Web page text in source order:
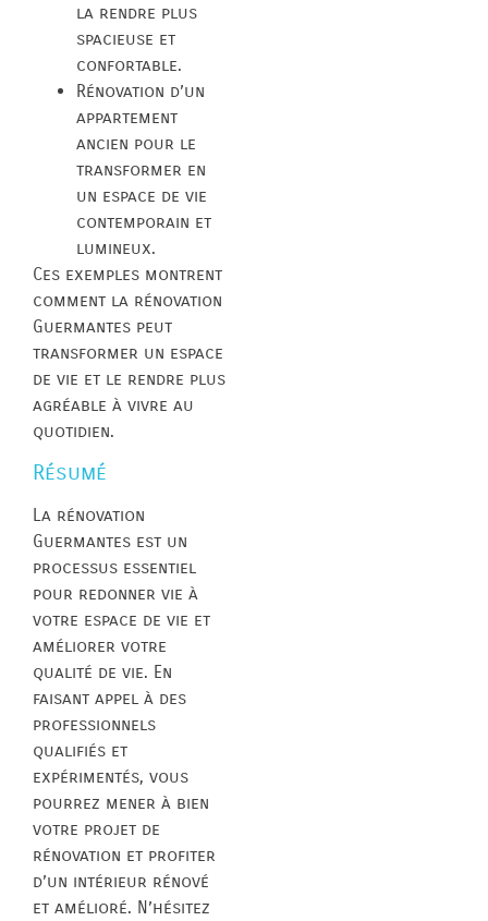
la rendre plus
spacieuse et
confortable.
Rénovation d’un
appartement
ancien pour le
transformer en
un espace de vie
contemporain et
lumineux.
Ces exemples montrent
comment la rénovation
Guermantes peut
transformer un espace
de vie et le rendre plus
agréable à vivre au
quotidien.
Résumé
La rénovation
Guermantes est un
processus essentiel
pour redonner vie à
votre espace de vie et
améliorer votre
qualité de vie. En
faisant appel à des
professionnels
qualifiés et
expérimentés, vous
pourrez mener à bien
votre projet de
rénovation et profiter
d’un intérieur rénové
et amélioré. N’hésitez